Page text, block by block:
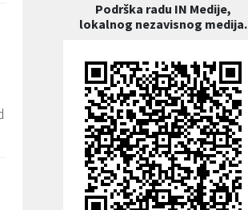
Podrška radu IN Medije,
lokalnog nezavisnog medija.